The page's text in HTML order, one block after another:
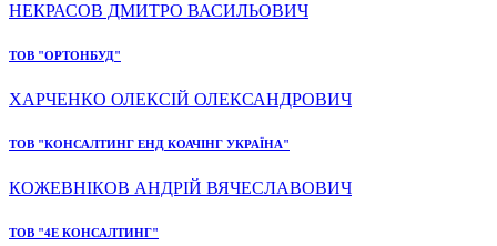
НЕКРАСОВ ДМИТРО ВАСИЛЬОВИЧ
ТОВ "ОРТОНБУД"
ХАРЧЕНКО ОЛЕКСІЙ ОЛЕКСАНДРОВИЧ
ТОВ "КОНСАЛТИНГ ЕНД КОАЧІНГ УКРАЇНА"
КОЖЕВНІКОВ АНДРІЙ ВЯЧЕСЛАВОВИЧ
ТОВ "4Е КОНСАЛТИНГ"